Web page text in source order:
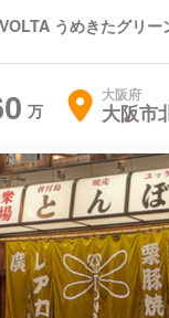
うめきたグリー
大阪府
大阪市